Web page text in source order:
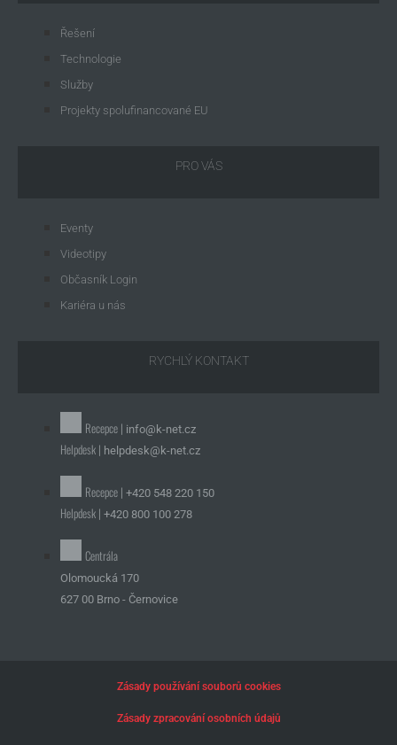
Řešení
Technologie
Služby
Projekty spolufinancované EU
PRO VÁS
Eventy
Videotipy
Občasník Login
Kariéra u nás
RYCHLÝ KONTAKT
Recepce | info@k-net.cz
Helpdesk | helpdesk@k-net.cz
Recepce | +420 548 220 150
Helpdesk | +420 800 100 278
Centrála
Olomoucká 170
627 00 Brno - Černovice
Zásady používání souborů cookies
Zásady zpracování osobních údajů